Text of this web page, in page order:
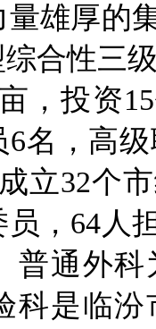
雄厚的
合性三
投资15
6名，高
立32个
，64人
普通外
科是临